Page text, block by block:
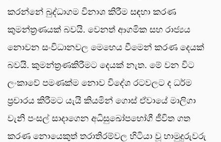
කරන්නේ බුද්ධාගම විනාශ කිරීම සඳහා කරණ
කුමන්ත්‍රණයක් බවයි. වෙනත් ආගමික සහ රාජ්‍යය
නොවන සංවිධානවල මෙහෙය වීමෙන් කරණ දෙයක්
බවයි. කුමන්ත්‍රණකිරීමට දෙයක් නැත. මේ වන විට
ලංකාවේ පමණක්ම නොව විදේශ රටවලට ද ධර්ම
ප්‍රචාරය කිරීමට යැයි කියමින් ගොස් ඒවායේ මාලිගා
වැනි පංසල් සාදාගෙන අධිසුඛෝපභෝගී ජීවිත ගත
කරණ නොයෙකුත් තරාතිරම්වල හිටියා වූ හාමුදුරුවරු